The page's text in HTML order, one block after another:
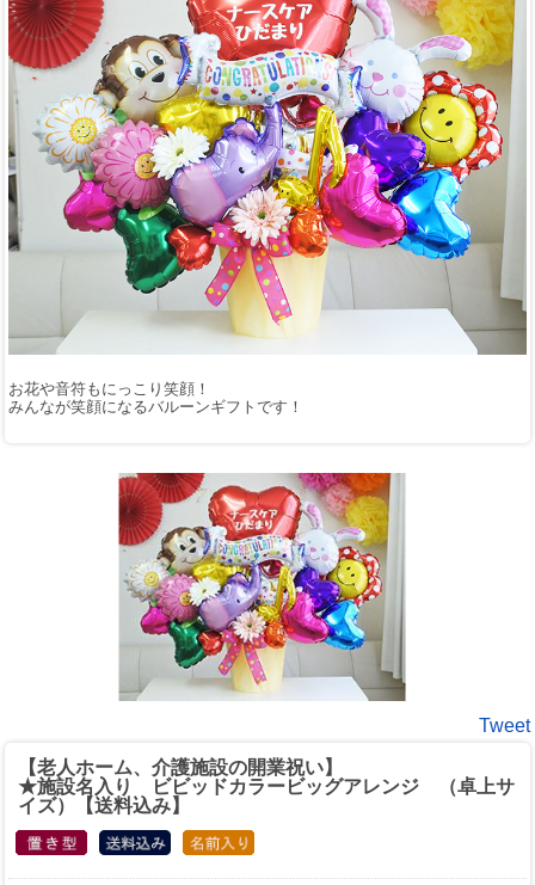
お花や音符もにっこり笑顔！
みんなが笑顔になるバルーンギフトです！
Tweet
【老人ホーム、介護施設の開業祝い】
★施設名入り ビビッドカラービッグアレンジ （卓上サ
イズ）【送料込み】